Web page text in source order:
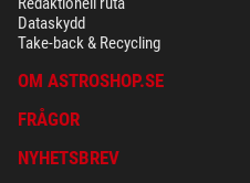
Dataskydd
Take-back & Recycling
OM ASTROSHOP.SE
FRÅGOR
NYHETSBREV